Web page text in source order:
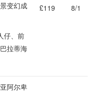
变幻成
仔、前
拉蒂海
£119 8/1
阿尔卑